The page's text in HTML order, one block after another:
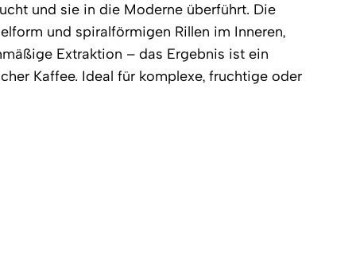
und sie in die Moderne überführt. Die
und spiralförmigen Rillen im Inneren,
Extraktion – das Ergebnis ist ein
Kaffee. Ideal für komplexe, fruchtige oder